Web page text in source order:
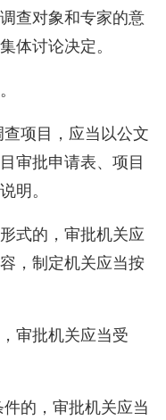
查对象和专家的意
体讨论决定。
项目，应当以公文
审批申请表、项目
明。
式的，审批机关应
，制定机关应当按
审批机关应当受
的，审批机关应当